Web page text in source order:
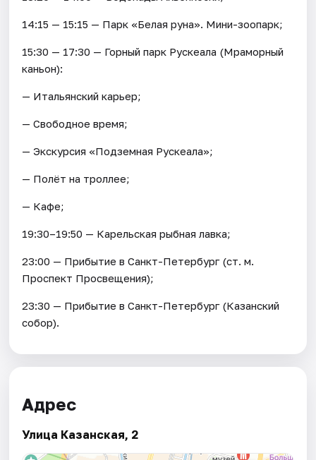
14:15 — 15:15 — Парк «Белая руна». Мини-зоопарк;
15:30 — 17:30 — Горный парк Рускеала (Мраморный
каньон):
— Итальянский карьер;
— Свободное время;
— Экскурсия «Подземная Рускеала»;
— Полёт на троллее;
— Кафе;
19:30–19:50 — Карельская рыбная лавка;
23:00 — Прибытие в Санкт-Петербург (ст. м.
Проспект Просвещения);
23:30 — Прибытие в Санкт-Петербург (Казанский
собор).
Адрес
Улица Казанская, 2